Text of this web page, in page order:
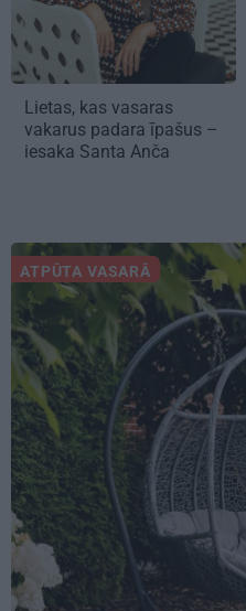
Lietas, kas vasaras
vakarus padara īpašus –
iesaka Santa Anča
ATPŪTA VASARĀ